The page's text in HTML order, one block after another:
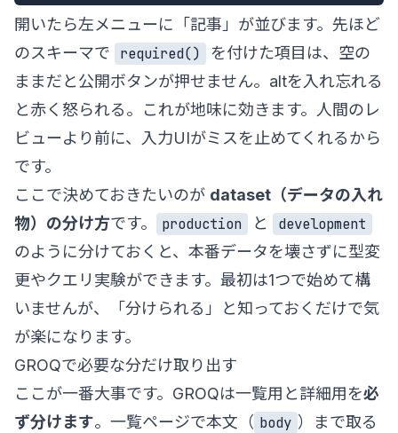
開いたら左メニューに「記事」が並びます。先ほど
のスキーマで
required()
を付けた項目は、空の
ままだと公開ボタンが押せません。altを入れ忘れる
と赤く怒られる。これが地味に効きます。人間のレ
ビューより前に、入力UIがミスを止めてくれるから
です。
ここで決めておきたいのが dataset（データの入れ
物）の分け方です。 production と
development
のように分けておくと、本番データを壊さずに型変
更やクエリ実験ができます。最初は1つで始めて構
いませんが、「分けられる」と知っておくだけで気
が楽になります。
GROQで必要な分だけ取り出す
ここが一番大事です。GROQは一覧用と詳細用を必
ず分けます。一覧ページで本文（ body ）まで取る